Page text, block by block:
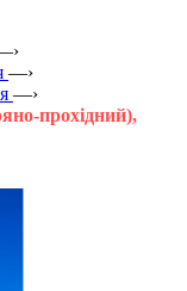
—›
—›
прохідний),